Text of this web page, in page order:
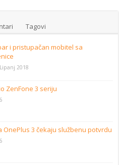
Tagovi
i pristupačan mobitel sa
2018
ZenFone 3 seriju
OnePlus 3 čekaju službenu potvrdu